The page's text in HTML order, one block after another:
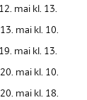
mai kl. 13.
mai kl. 10.
mai kl. 13.
mai kl. 10.
mai kl. 18.